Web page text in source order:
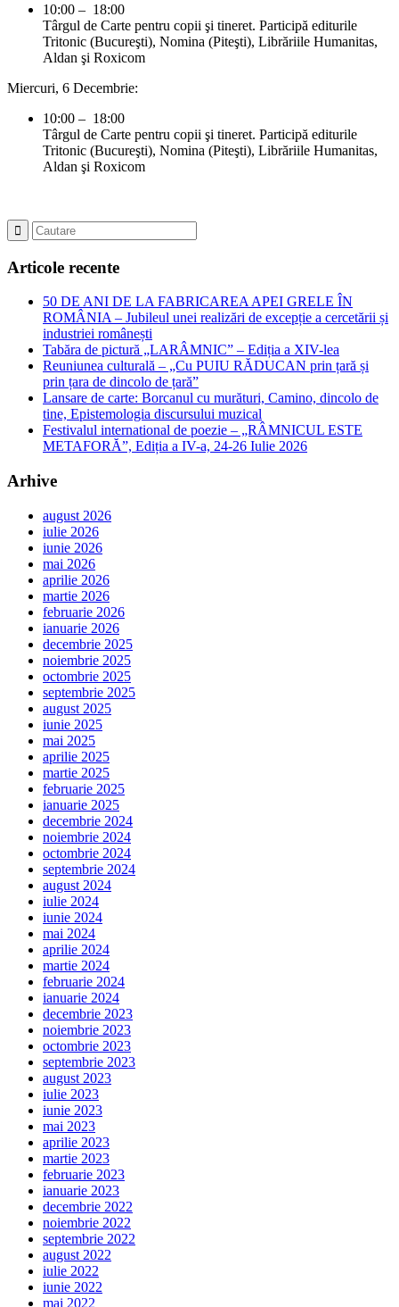
10:00 – 18:00
Târgul de Carte pentru copii şi tineret. Participă editurile
Tritonic (Bucureşti), Nomina (Piteşti), Librăriile Humanitas,
Aldan şi Roxicom
Miercuri, 6 Decembrie:
10:00 – 18:00
Târgul de Carte pentru copii şi tineret. Participă editurile
Tritonic (Bucureşti), Nomina (Piteşti), Librăriile Humanitas,
Aldan şi Roxicom
Articole recente
50 DE ANI DE LA FABRICAREA APEI GRELE ÎN
ROMÂNIA – Jubileul unei realizări de excepție a cercetării și
industriei românești
Tabăra de pictură „LARÂMNIC” – Ediția a XIV-lea
Reuniunea culturală – „Cu PUIU RĂDUCAN prin țară și
prin țara de dincolo de țară”
Lansare de carte: Borcanul cu murături, Camino, dincolo de
tine, Epistemologia discursului muzical
Festivalul international de poezie – „RÂMNICUL ESTE
METAFORĂ”, Ediția a IV-a, 24-26 Iulie 2026
Arhive
august 2026
iulie 2026
iunie 2026
mai 2026
aprilie 2026
martie 2026
februarie 2026
ianuarie 2026
decembrie 2025
noiembrie 2025
octombrie 2025
septembrie 2025
august 2025
iunie 2025
mai 2025
aprilie 2025
martie 2025
februarie 2025
ianuarie 2025
decembrie 2024
noiembrie 2024
octombrie 2024
septembrie 2024
august 2024
iulie 2024
iunie 2024
mai 2024
aprilie 2024
martie 2024
februarie 2024
ianuarie 2024
decembrie 2023
noiembrie 2023
octombrie 2023
septembrie 2023
august 2023
iulie 2023
iunie 2023
mai 2023
aprilie 2023
martie 2023
februarie 2023
ianuarie 2023
decembrie 2022
noiembrie 2022
septembrie 2022
august 2022
iulie 2022
iunie 2022
mai 2022